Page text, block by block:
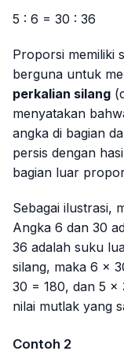
5 : 6 = 30 : 36
Proporsi memiliki
berguna untuk
perkalian silang (
menyatakan
angka di bagian
persis dengan
bagian luar
Sebagai ilustrasi,
Angka 6 dan 30
36 adalah suku
silang, maka 6 ×
30 = 180, dan 5 ×
nilai mutlak yang
Contoh 2